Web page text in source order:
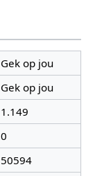
Gek op jou
Gek op jou
1.149
0
50594